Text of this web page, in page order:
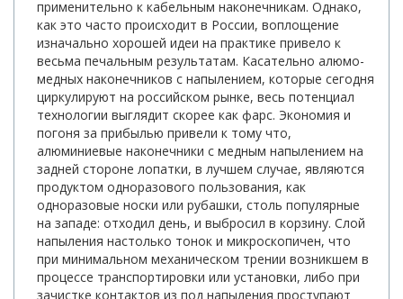
применительно к кабельным наконечникам. Однако,
как это часто происходит в России, воплощение
изначально хорошей идеи на практике привело к
весьма печальным результатам. Касательно алюмо-
медных наконечников с напылением, которые сегодня
циркулируют на российском рынке, весь потенциал
технологии выглядит скорее как фарс. Экономия и
погоня за прибылью привели к тому что,
алюминиевые наконечники с медным напылением на
задней стороне лопатки, в лучшем случае, являются
продуктом одноразового пользования, как
одноразовые носки или рубашки, столь популярные
на западе: отходил день, и выбросил в корзину. Слой
напыления настолько тонок и микроскопичен, что
при минимальном механическом трении возникшем в
процессе транспортировки или установки, либо при
зачистке контактов из под напыления проступают